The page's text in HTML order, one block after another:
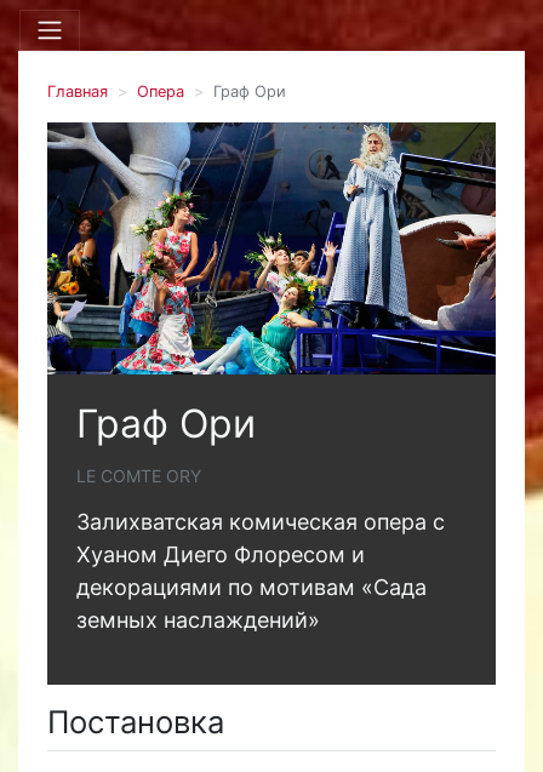
Главная Опера Граф Ори
Граф Ори
LE COMTE ORY
Залихватская комическая опера с
Хуаном Диего Флоресом и
декорациями по мотивам «Сада
земных наслаждений»
Постановка